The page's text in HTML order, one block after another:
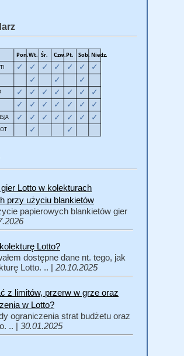
Lotto w kolekturach
przy użyciu blankietów
papierowych blankietów gier
Lotto?
dostępne dane nt. tego, jak
Lotto. .. | 20.10.2025
z limitów, przerw w grze oraz
w Lotto?
ograniczenia strat budżetu oraz
.. | 30.01.2025